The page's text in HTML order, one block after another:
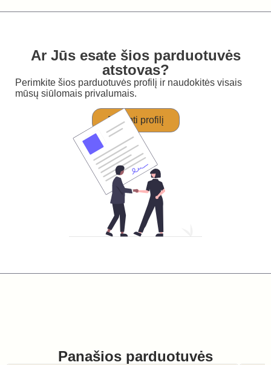
Ar Jūs esate šios parduotuvės
atstovas?
Perimkite šios parduotuvės profilį ir naudokitės visais
mūsų siūlomais privalumais.
Perimti profilį
Panašios parduotuvės